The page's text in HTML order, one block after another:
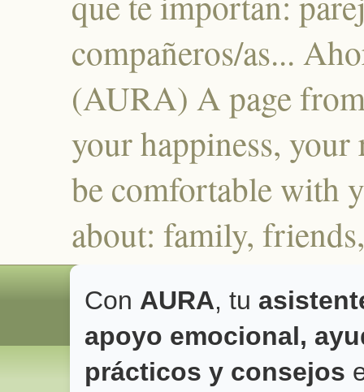
compañeros/as...
(AURA) A page
your happiness,
be comfortable with
about: family,
Con AURA, tu
apoyo emocional,
prácticos y consejos